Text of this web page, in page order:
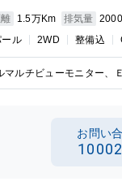
1.5万Km 排気量
ール
2WD 整備込
マルチビューモニター、
お問い